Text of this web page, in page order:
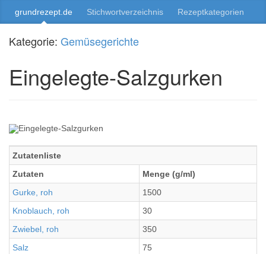
grundrezept.de Stichwortverzeichnis Rezeptkategorien
Kategorie: Gemüsegerichte
Eingelegte-Salzgurken
Zutatenliste
Zutaten
Menge (g/ml)
Gurke, roh
1500
Knoblauch, roh
30
Zwiebel, roh
350
Salz
75